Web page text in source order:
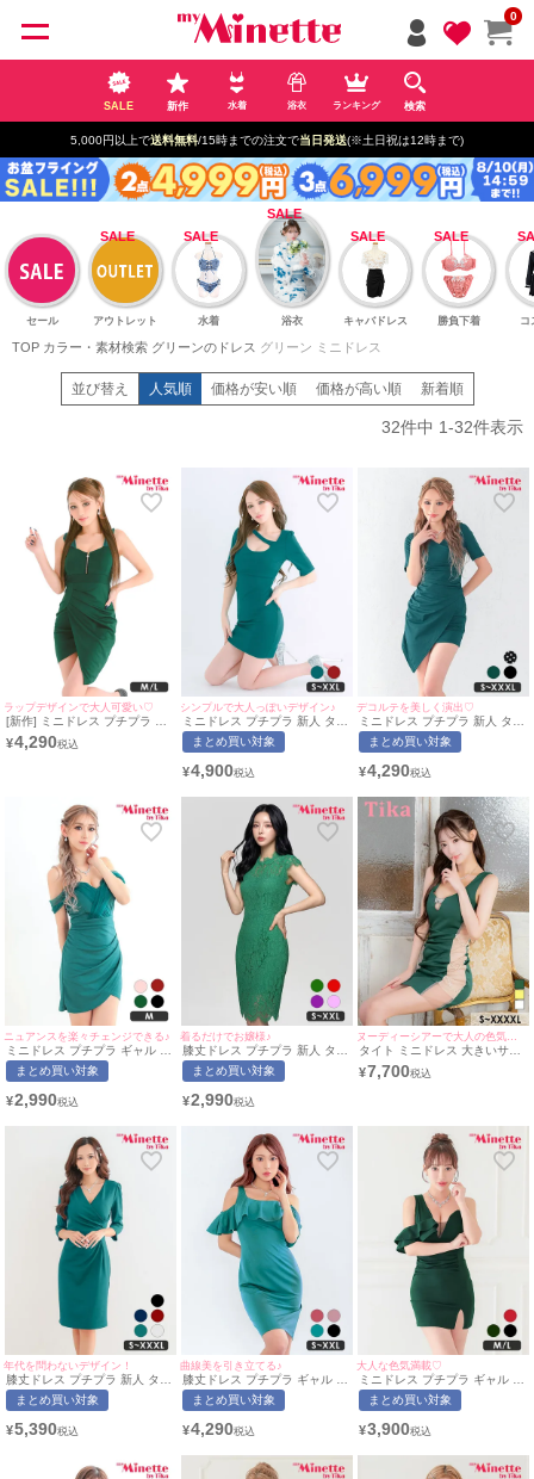
0
SALE 新作 水着 浴衣 ランキング 検索
5,000円以上で送料無料/15時までの注文で当日発送(※土日祝は12時まで)
セール アウトレット 水着 浴衣 キャバドレス 勝負下着 コ
TOP カラー・素材検索 グリーンのドレス グリーン ミニドレス
並び替え 人気順 価格が安い順 価格が高い順 新着順
32件中 1-32件表示
ラップデザインで大人可愛い♡
[新作] ミニドレス プチプラ 新
人 タイト ジップ セクシー ノ
ースリーブ 低身長 谷間 背中魅
¥4,290
シンプルで大人っぽいデザイン♪
ミニドレス プチプラ 新人 タイ
ト 袖あり ワンピース 半袖 低
身長 谷間 スナック アシメント
(みのり着用/S~XXLサイズ対
まとめ買い対象
¥4,900
デコルテを美しく演出♡
ミニドレス プチプラ 新人 タイ
ト ワンピース 半袖 低身長 胸
元隠し スナック 緑 キャバドレ
対応) | myMinette/マイミネッ
まとめ買い対象
¥4,290
ニュアンスを楽々チェンジできる♪
ミニドレス プチプラ ギャル タ
イト オフショル セクシー シア
ー レース 低身長 谷間 背中魅
ラップ風 キャバドレス (あおぽ
まとめ買い対象
¥2,990
着るだけでお嬢様♪
膝丈ドレス プチプラ 新人 タイ
ト ワンピース セクシー ノース
リーブ レース 花柄 低身長 胸
ュージョンネック フリル 緑 キ
応) | myMinette/マイミネット
まとめ買い対象
¥2,990
ヌーディーシアーで大人の色気を加速★彡
タイト ミニドレス 大きいサイ
ズ 谷間 ノースリーブ ストレッ
チ サイドヌーディー ビジュー
¥7,700
年代を問わないデザイン！
膝丈ドレス プチプラ 新人 タイ
ト 袖あり グリーン Vネック 7
分袖 キャバドレス (あおぽん着
myMinette/マイミネット
まとめ買い対象
¥5,390
曲線美を引き立てる♪
膝丈ドレス プチプラ ギャル タ
イト オフショル セクシー ラウ
ンジ ワンショル 低身長 谷間
ル ワンカラー 緑 キャバドレス
応) | myMinette/マイミネット
まとめ買い対象
¥4,290
大人な色気満載♡
ミニドレス プチプラ ギャル タ
イト スリット セクシー ラウン
ジ ワンショル 低身長 谷間 背
ースルー 緑 キャバドレス (あ
myMinette/マイミネット
まとめ買い対象
¥3,900
ペー
ジト
ップ